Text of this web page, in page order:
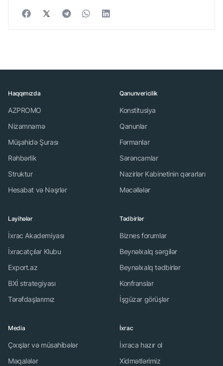
Haqqımızda
AZPROMO
Nizamnamə
Müşahidə Şurası
Rəhbərlik
Struktur
Hesabat və Nəşrlər
Qanunvericilik
Konstitusiya
Qanunlar
Fərmanlar
Sərəncamlar
Nazirlər Kabinetinin qərarları
Məcəllələr
Layihələr
İxrac Akademiyası
İxracatçılar Klubu
Export.az
BXİ strategiyası
Tərəfdaşlarımız
Tədbirlər
Biznes forumlar
Beynəlxalq sərgilər
Beynəlxalq tədbirlər
Konfranslar
İşgüzar görüşlər
Media
Çıxışlar və müsahibələr
Məqalələr
İxrac
İxraca hazır ol
Xidmətlərimiz